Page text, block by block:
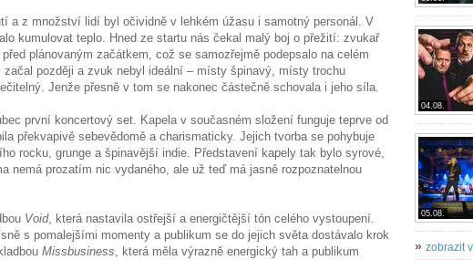
a z množství lidí byl očividně v lehkém úžasu i samotný personál. V
kumulovat teplo. Hned ze startu nás čekal malý boj o přežití: zvukař
plánovaným začátkem, což se samozřejmě podepsalo na celém
začal později a zvuk nebyl ideální – místy špinavý, místy trochu
Jenže přesně v tom se nakonec částečně schovala i jeho síla.
první koncertový set. Kapela v současném složení funguje teprve od
překvapivě sebevědomě a charismaticky. Jejich tvorba se pohybuje
rocku, grunge a špinavější indie. Představení kapely tak bylo syrové,
nemá prozatím nic vydaného, ale už teď má jasně rozpoznatelnou
Void, která nastavila ostřejší a energičtější tón celého vystoupení.
s pomalejšími momenty a publikum se do jejich světa dostávalo krok
Missbusiness, která měla výrazně energický tah a publikum
04.08.
05.08.
» zobrazit